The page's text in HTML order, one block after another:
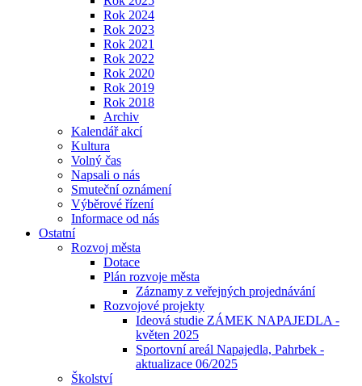
Rok 2024
Rok 2023
Rok 2021
Rok 2022
Rok 2020
Rok 2019
Rok 2018
Archiv
Kalendář akcí
Kultura
Volný čas
Napsali o nás
Smuteční oznámení
Výběrové řízení
Informace od nás
Ostatní
Rozvoj města
Dotace
Plán rozvoje města
Záznamy z veřejných projednávání
Rozvojové projekty
Ideová studie ZÁMEK NAPAJEDLA -
květen 2025
Sportovní areál Napajedla, Pahrbek -
aktualizace 06/2025
Školství